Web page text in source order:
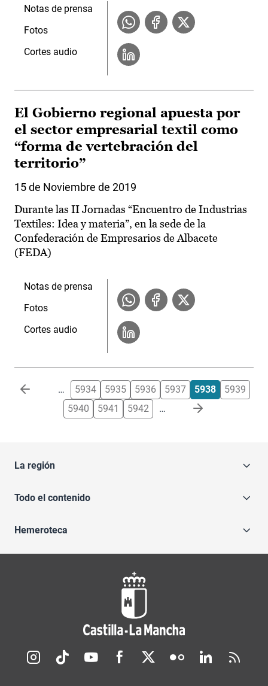
Notas de prensa
Fotos
Cortes audio
El Gobierno regional apuesta por
el sector empresarial textil como
“forma de vertebración del
territorio”
15 de Noviembre de 2019
Durante las II Jornadas “Encuentro de Industrias
Textiles: Idea y materia”, en la sede de la
Confederación de Empresarios de Albacete
(FEDA)
Notas de prensa
Fotos
Cortes audio
Paginación … 5934 5935 5936 5937 5938
5939
5940
5941 5942 …
La región
Todo el contenido
Hemeroteca
Redes sociales JCCM